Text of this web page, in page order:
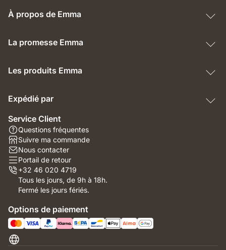
À propos de Emma
La promesse Emma
Les produits Emma
Expédié par
Service Client
Questions fréquentes
Suivre ma commande
Nous contacter
Portail de retour
+32 46 020 4719
Tous les jours, de 9h à 18h.
Fermé les jours fériés.
Options de paiement